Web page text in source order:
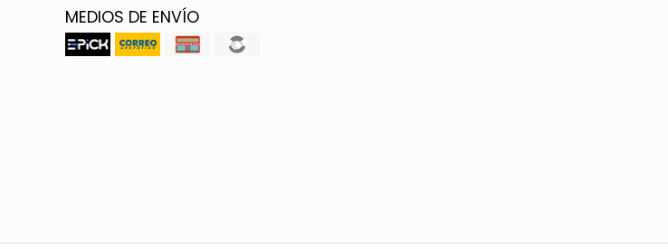
MEDIOS DE ENVÍO